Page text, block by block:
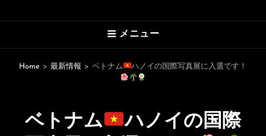
HAWAII’S MARVELOUS PHOTO
An Uplifting Photo Collection By
Photographer Yasu
メニュー
Home > 最新情報 > ベトナム ハノイの国際写真展に入選です！
ベトナム
ハノイの国際